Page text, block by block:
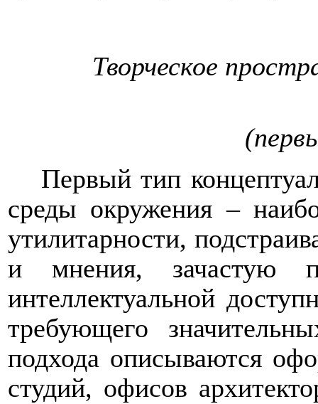
Творческое
Первый тип
среды окружения ‒
утилитарности,
и мнения, зачастую
интеллектуальной
требующего
подхода описываются
студий, офисов